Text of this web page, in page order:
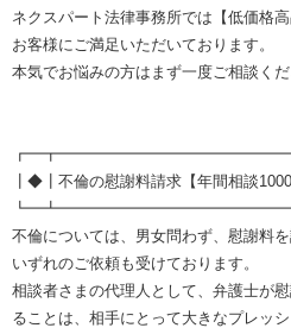
ネクスパート法律事務所では【低価格
お客様にご満足いただいております。
本気でお悩みの方はまず一度ご相談くだ
┃◆┃不倫の慰謝料請求【年間相談1000
不倫については、男女問わず、慰謝料
いずれのご依頼も受けております。
相談者さまの代理人として、弁護士が
ることは、相手にとって大きなプレッシ